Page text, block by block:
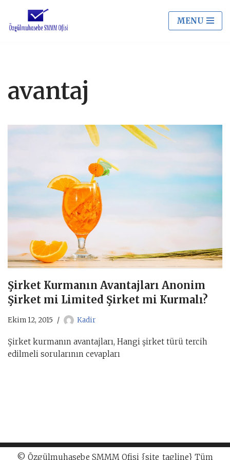
İçeriğe
MENU
avantaj
Şirket Kurmanın Avantajları Anonim
Şirket mi Limited Şirket mi Kurmalı?
Ekim 12, 2015 Kadir
Şirket kurmanın avantajları, Hangi şirket türü tercih
edilmeli sorularının cevapları
© Özgülmuhasebe SMMM Ofisi {site_tagline} Tüm